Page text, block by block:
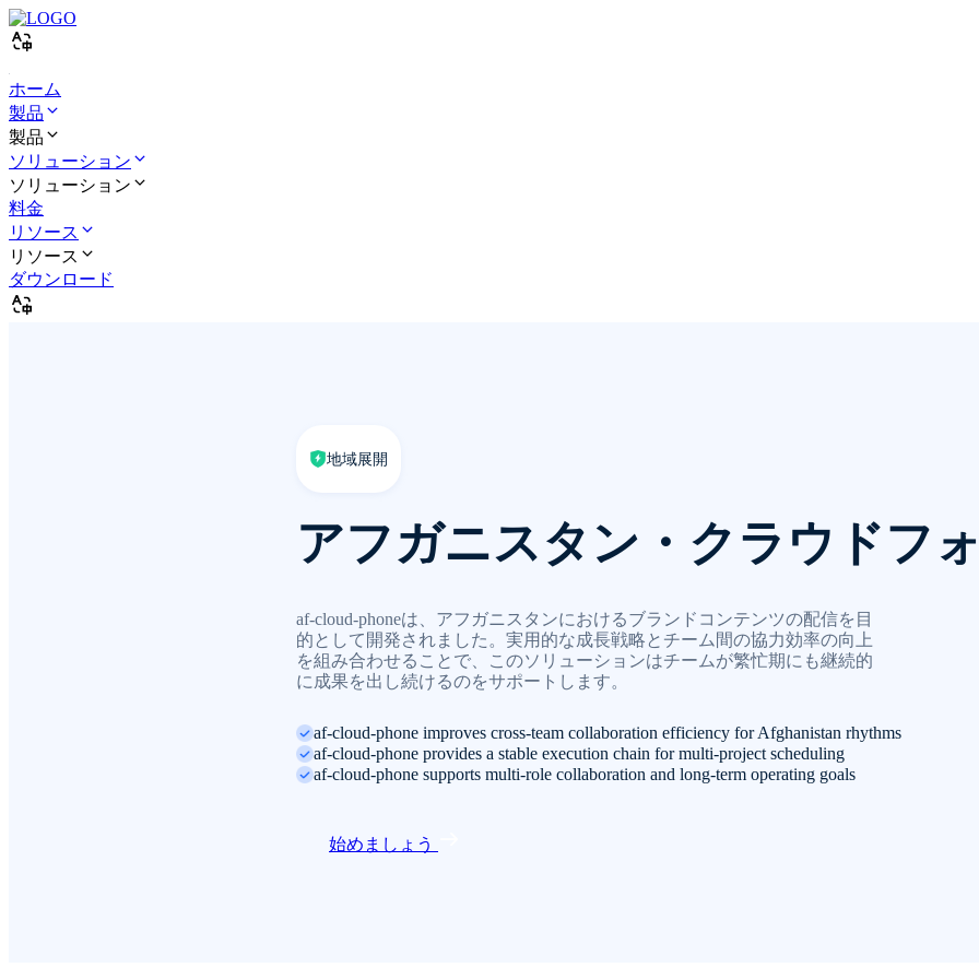
ホーム
製品
製品
ソリューション
ソリューション
料金
リソース
リソース
ダウンロード
地域展開
アフガニスタン・クラウドフ
af-cloud-phoneは、アフガニスタンにおけるブランドコンテンツの配信を目
的として開発されました。実用的な成長戦略とチーム間の協力効率の向上
を組み合わせることで、このソリューションはチームが繁忙期にも継続的
に成果を出し続けるのをサポートします。
af-cloud-phone improves cross-team collaboration efficiency for Afghanistan rhythms
af-cloud-phone provides a stable execution chain for multi-project scheduling
af-cloud-phone supports multi-role collaboration and long-term operating goals
始めましょう